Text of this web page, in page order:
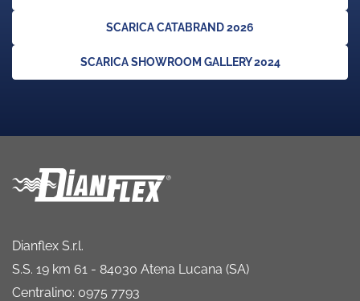
SCARICA CATABRAND 2026
SCARICA SHOWROOM GALLERY 2024
Dianflex S.r.l.
S.S. 19 km 61 - 84030 Atena Lucana (SA)
Centralino: 0975 7793